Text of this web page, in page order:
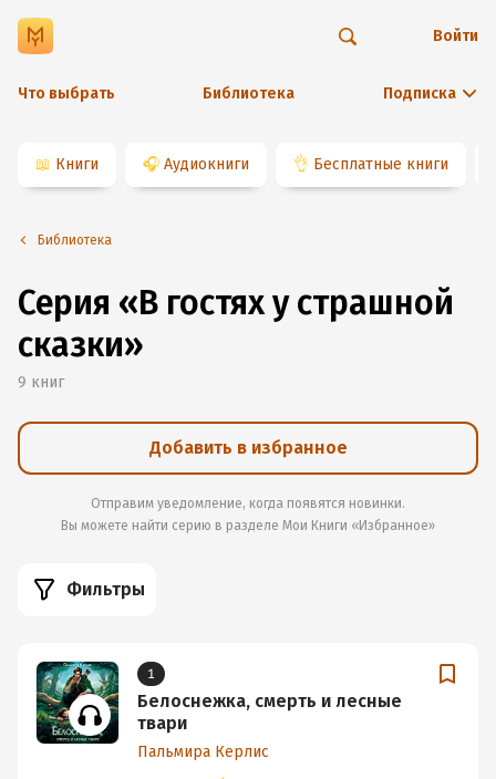
Что выбрать Библиотека Подписка
Войти
📖 Книги 🎧 Аудиокниги 👌 Бесплатные книги
Библиотека
Серия «В гостях у страшной
сказки»
9 книг
Добавить в избранное
Отправим уведомление, когда появятся новинки.
Вы можете найти серию в разделе Мои Книги «Избранное»
Фильтры
1
Белоснежка, смерть и лесные
твари
Пальмира Керлис